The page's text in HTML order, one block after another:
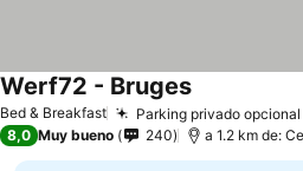
Bed & Breakfast Parking privado opcional
Werf72 - BrugesVer precios
8,0 Muy bueno 240 a 1.2 km de: